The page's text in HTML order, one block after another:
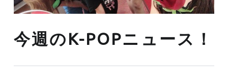
今週のK-POPニュース！